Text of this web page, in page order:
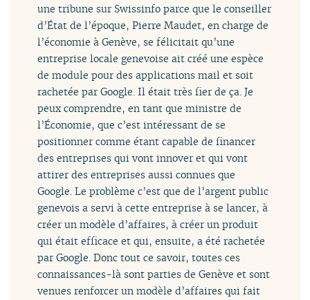
une tribune sur Swissinfo parce que le conseiller
d’État de l’époque, Pierre Maudet, en charge de
l’économie à Genève, se félicitait qu’une
entreprise locale genevoise ait créé une espèce
de module pour des applications mail et soit
rachetée par Google. Il était très fier de ça. Je
peux comprendre, en tant que ministre de
l’Économie, que c’est intéressant de se
positionner comme étant capable de financer
des entreprises qui vont innover et qui vont
attirer des entreprises aussi connues que
Google. Le problème c’est que de l’argent public
genevois a servi à cette entreprise à se lancer, à
créer un modèle d’affaires, à créer un produit
qui était efficace et qui, ensuite, a été rachetée
par Google. Donc tout ce savoir, toutes ces
connaissances-là sont parties de Genève et sont
venues renforcer un modèle d’affaires qui fait